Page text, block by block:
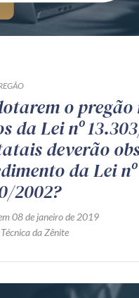
o pregão
da Lei nº
deverão
da Lei nº
2002?
08 de janeiro de 2019
da Zênite